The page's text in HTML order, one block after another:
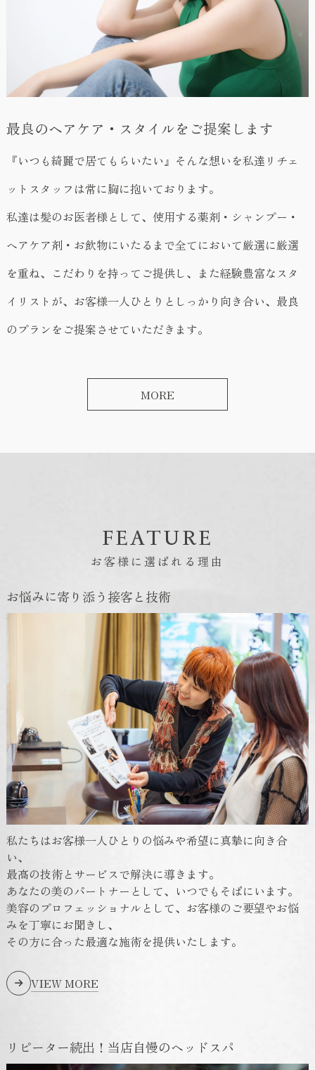
最良のヘアケア・スタイルをご提案します
『いつも綺麗で居てもらいたい』そんな想いを私達リチェ
ットスタッフは常に胸に抱いております。
私達は髪のお医者様として、使用する薬剤・シャンプー・
ヘアケア剤・お飲物にいたるまで全てにおいて厳選に厳選
を重ね、こだわりを持ってご提供し、また経験豊富なスタ
イリストが、お客様一人ひとりとしっかり向き合い、最良
のプランをご提案させていただきます。
MORE
FEATURE
お客様に選ばれる理由
お悩みに寄り添う接客と技術
私たちはお客様一人ひとりの悩みや希望に真摯に向き合
い、
最高の技術とサービスで解決に導きます。
あなたの美のパートナーとして、いつでもそばにいます。
美容のプロフェッショナルとして、お客様のご要望やお悩
みを丁寧にお聞きし、
その方に合った最適な施術を提供いたします。
VIEW MORE
リピーター続出！当店自慢のヘッドスパ